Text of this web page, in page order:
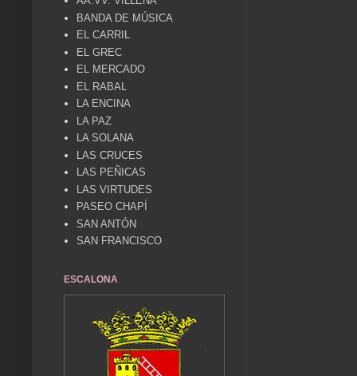
BANDA DE MÚSICA
EL CARRIL
EL GREC
EL MERCADO
EL RABAL
LA ENCINA
LA PAZ
LA SOLANA
LAS CRUCES
LAS PEÑICAS
LAS VIRTUDES
PASEO CHAPÍ
SAN ANTÓN
SAN FRANCISCO
ESCALONA